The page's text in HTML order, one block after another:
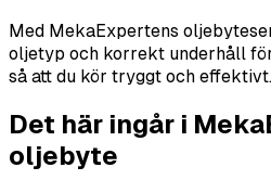
Med MekaExpertens
oljetyp och korrekt underhåll
så att du kör tryggt och effektivt.
Det här ingår i
oljebyte